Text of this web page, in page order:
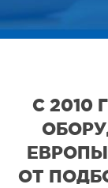
С 2010
ОТ